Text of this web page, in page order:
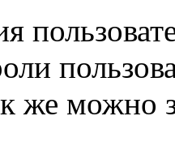
же можно